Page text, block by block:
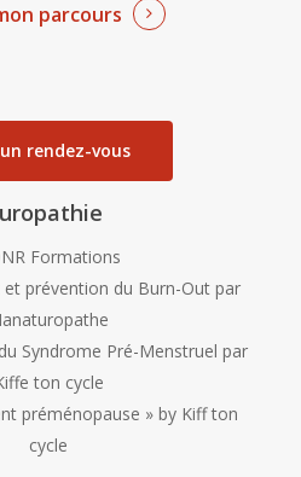
parcours
rendez-vous
Formations
prévention du Burn-Out par
Syndrome Pré-Menstruel par
ton cycle
préménopause » by Kiff ton
cycle